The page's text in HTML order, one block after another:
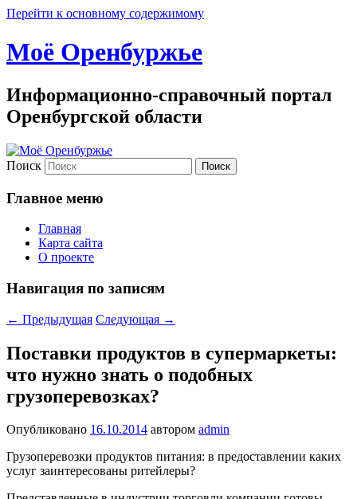
Перейти к основному содержимому
Моё Оренбуржье
Информационно-справочный портал
Оренбургской области
Поиск
Главное меню
Главная
Карта сайта
О проекте
Навигация по записям
← Предыдущая Следующая →
Поставки продуктов в супермаркеты:
что нужно знать о подобных
грузоперевозках?
Опубликовано 16.10.2014 автором admin
Грузоперевозки продуктов питания: в предоставлении каких
услуг заинтересованы ритейлеры?